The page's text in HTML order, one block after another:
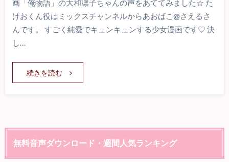
画「俺物語」の大和凛子ちゃんの声をあててみました☆ た
けおくん役はミックスチャンネルからあおばこ@さえるさ
んです。 すごく純愛でキュンキュンする少女漫画です♡ 決
し…
続きを読む
無料音声ダウンロード・週間人気ランキング